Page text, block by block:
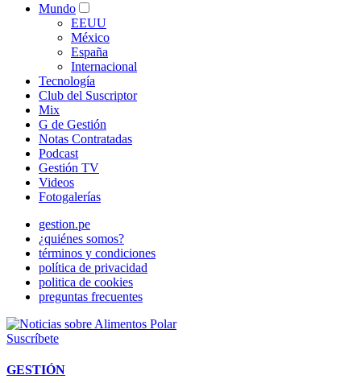
Mundo
EEUU
México
España
Internacional
Tecnología
Club del Suscriptor
Mix
G de Gestión
Notas Contratadas
Podcast
Gestión TV
Videos
Fotogalerías
gestion.pe
¿quiénes somos?
términos y condiciones
política de privacidad
politica de cookies
preguntas frecuentes
Suscríbete
GESTIÓN